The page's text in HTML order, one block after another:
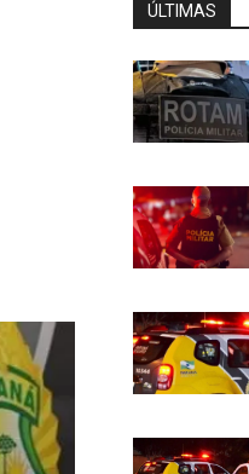
ÚLTIMAS